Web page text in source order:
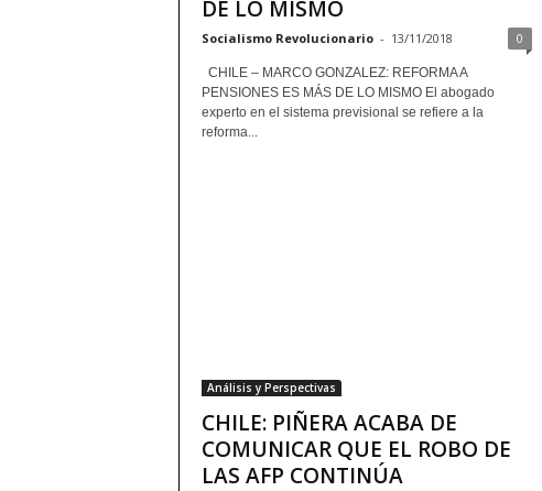
DE LO MISMO
Socialismo Revolucionario - 13/11/2018 0
CHILE – MARCO GONZALEZ: REFORMA A
PENSIONES ES MÁS DE LO MISMO El abogado
experto en el sistema previsional se refiere a la
reforma...
Análisis y Perspectivas
CHILE: PIÑERA ACABA DE
COMUNICAR QUE EL ROBO DE
LAS AFP CONTINÚA